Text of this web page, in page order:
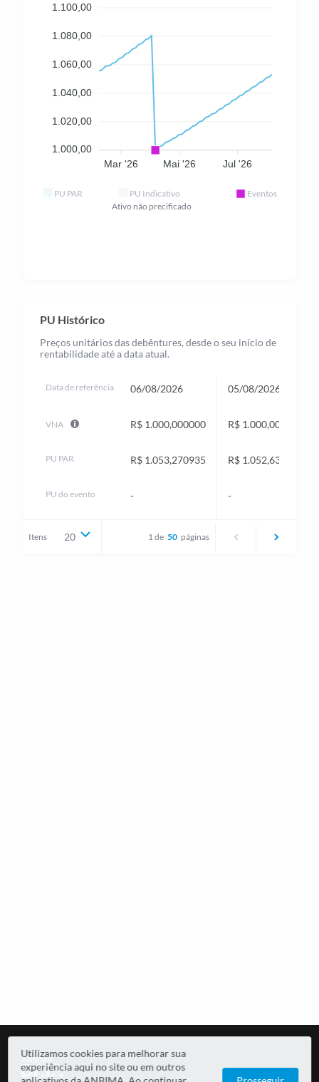
Utilizamos cookies para melhorar sua
experiência aqui no site ou em outros
PU PAR PU Indicativo Eventos
1.100,00
1.080,00
1.060,00
1.040,00
1.020,00
1.000,00
Mar '26
Mai '26 Jul '26
PU Histórico
Preços unitários das debêntures, desde o seu início de
rentabilidade até a data atual.
Data de referência
VNA
PU PAR
PU do evento
06/08/2026
R$ 1.000,000000
R$ 1.053,270935
-
05/08/2026
R$ 1.000,000000
R$ 1.052,635202
-
Itens 20 1 de 50 páginas